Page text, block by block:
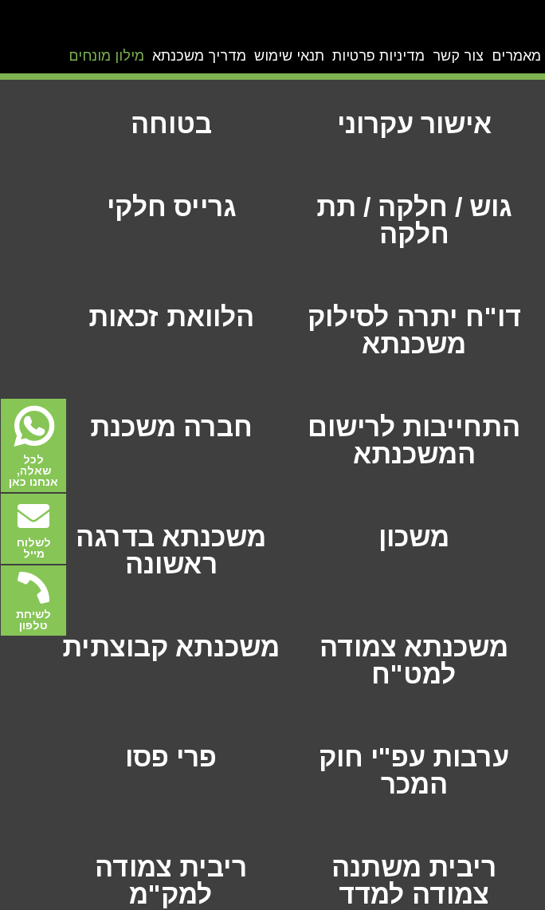
מאמרים צור קשר מדיניות פרטיות תנאי שימוש מדריך משכנתא מילון מונחים
לכל
שאלה,
אנחנו כאן
לשלוח
מייל
לשיחת
טלפון
אישור עקרוני בטוחה
גוש / חלקה / תת
חלקה
גרייס חלקי
דו"ח יתרה לסילוק
משכנתא
הלוואת זכאות
התחייבות לרישום
המשכנתא
חברה משכנת
משכון
משכנתא בדרגה
ראשונה
משכנתא צמודה
למט"ח
משכנתא קבוצתית
ערבות עפ"י חוק
המכר
פרי פסו
ריבית משתנה
צמודה למדד
ריבית צמודה
למק"מ